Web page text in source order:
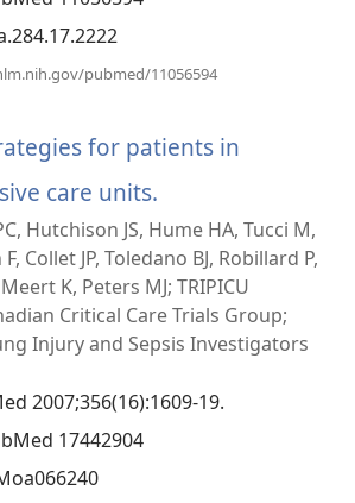
pubmed/11056594
င့်
နေ
for patients in
care units.
အသစ်
ဖွ
င့်
ပါ
Hutchison JS, Hume HA, Tucci M,
Collet JP, Toledano BJ, Robillard P,
K, Peters MJ; TRIPICU
Critical Care Trials Group;
Injury and Sepsis Investigators
2007;356(16):1609-19.
17442904